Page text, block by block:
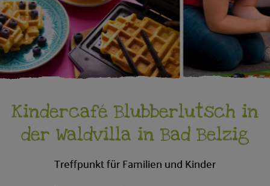
Kindercafé Blubberlutsch in
der Waldvilla in Bad Belzig
Treffpunkt für Familien und Kinder